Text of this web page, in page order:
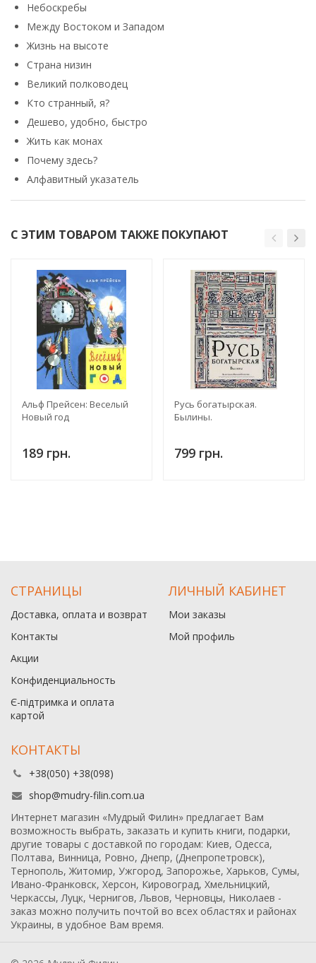
Небоскребы
Между Востоком и Западом
Жизнь на высоте
Страна низин
Великий полководец
Кто странный, я?
Дешево, удобно, быстро
Жить как монах
Почему здесь?
Алфавитный указатель
С ЭТИМ ТОВАРОМ ТАКЖЕ ПОКУПАЮТ
Альф Прейсен: Веселый
Новый год
189 грн.
Русь богатырская.
Былины.
799 грн.
СТРАНИЦЫ
Доставка, оплата и возврат
Контакты
Акции
Конфиденциальность
Є-підтримка и оплата
картой
ЛИЧНЫЙ КАБИНЕТ
Мои заказы
Мой профиль
КОНТАКТЫ
+38(050) +38(098)
shop@mudry-filin.com.ua
Интернет магазин «Мудрый Филин» предлагает Вам
возможность выбрать, заказать и купить книги, подарки,
другие товары с доставкой по городам: Киев, Одесса,
Полтава, Винница, Ровно, Днепр, (Днепропетровск),
Тернополь, Житомир, Ужгород, Запорожье, Харьков, Сумы,
Ивано-Франковск, Херсон, Кировоград, Хмельницкий,
Черкассы, Луцк, Чернигов, Львов, Черновцы, Николаев -
заказ можно получить почтой во всех областях и районах
Украины, в удобное Вам время.